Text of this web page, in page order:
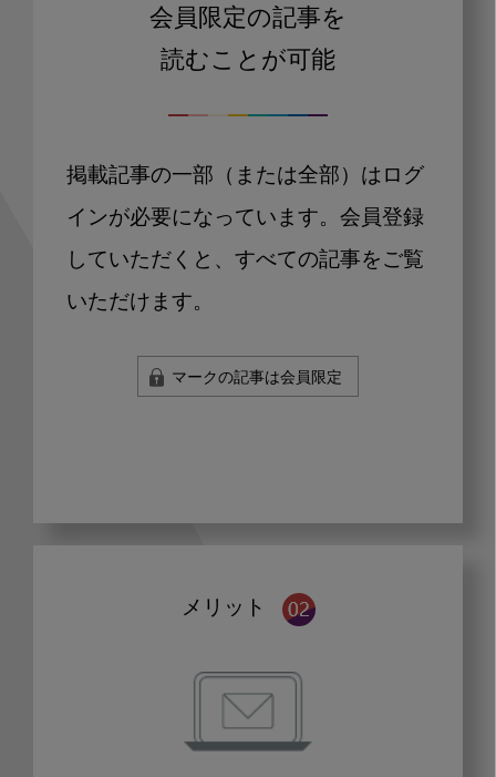
会員限定の記事を
読むことが可能
掲載記事の一部（または全部）はログ
インが必要になっています。会員登録
していただくと、すべての記事をご覧
いただけます。
マークの記事は会員限定
メリット